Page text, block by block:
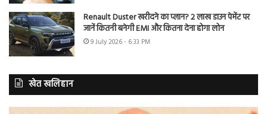
Renault Duster खरीदने का प्लान? 2 लाख डाउन पेमेंट पर
जानें कितनी बनेगी EMI और कितना देना होगा लोन
9 July 2026 - 6:33 PM
खेत खलिहान